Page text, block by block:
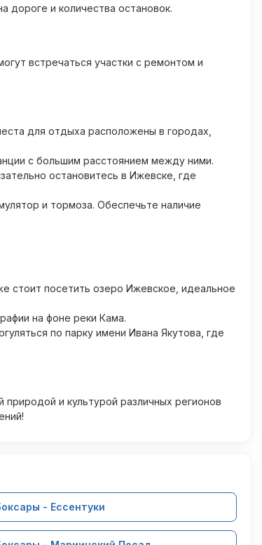
дороге и количества остановок.
встречаться участки с ремонтом и
для отдыха расположены в городах,
с большим расстоянием между ними.
остановитесь в Ижевске, где
и тормоза. Обеспечьте наличие
стоит посетить озеро Ижевское, идеальное
на фоне реки Кама.
по парку имени Ивана Якутова, где
и культурой различных регионов
- Ессентуки